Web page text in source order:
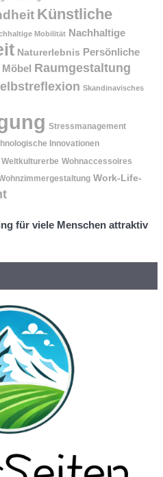
Künstliche
Mobilität Nachhaltige
Naturerlebnis Persönliche
Raumgestaltung
Skandinavisches
Stressmanagement
Innovationen
Weltkulturerbe Wohnaccessoires
Work-Life-
für viele Menschen attraktiv